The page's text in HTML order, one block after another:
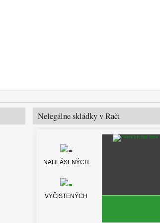
Nelegálne skládky v Rači
NAHLÁSENÝCH
VYČISTENÝCH